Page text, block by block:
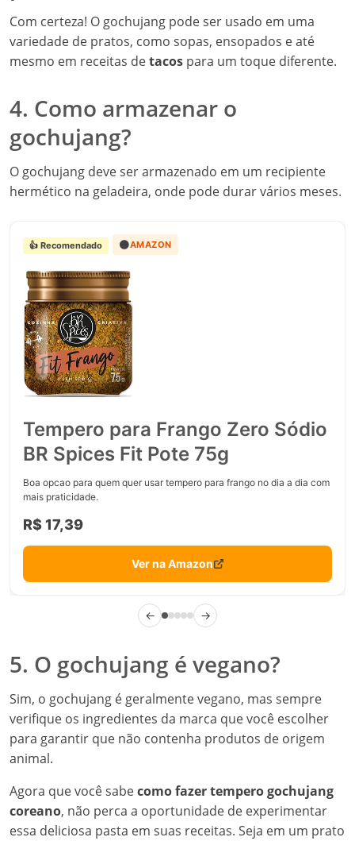
Com certeza! O gochujang pode ser usado em uma
variedade de pratos, como sopas, ensopados e até
mesmo em receitas detacos para um toque diferente.
4. Como armazenar o
gochujang?
O gochujang deve ser armazenado em um recipiente
hermético na geladeira, onde pode durar vários meses.
👍 Recomendado 🟠AMAZON
Tempero para Frango Zero Sódio
BR Spices Fit Pote 75g
Boa opcao para quem quer usar tempero para frango no dia a dia com
mais praticidade.
R$ 17,39
Ver na Amazon
← →
5. O gochujang é vegano?
Sim, o gochujang é geralmente vegano, mas sempre
verifique os ingredientes da marca que você escolher
para garantir que não contenha produtos de origem
animal.
Agora que você sabecomo fazer tempero gochujang
coreano, não perca a oportunidade de experimentar
essa deliciosa pasta em suas receitas. Seja em um prato